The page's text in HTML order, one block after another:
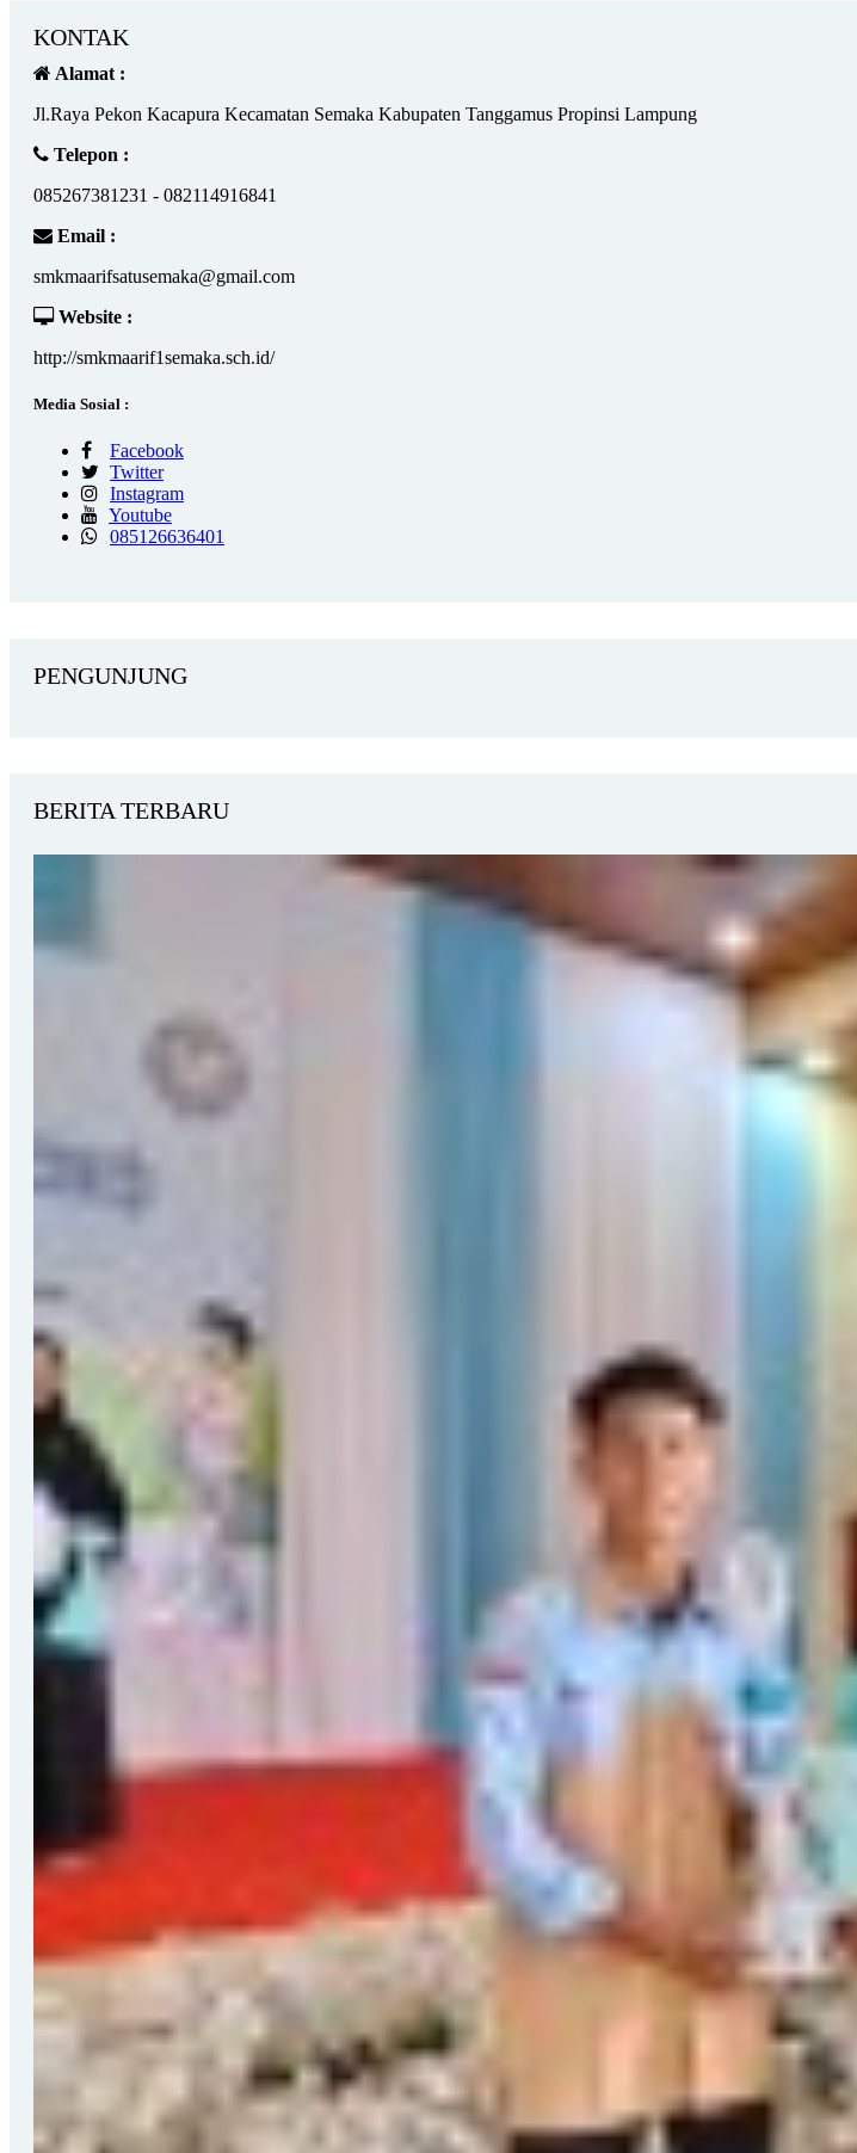
KONTAK
Alamat :
Jl.Raya Pekon Kacapura Kecamatan Semaka Kabupaten Tanggamus Propinsi Lampung
Telepon :
085267381231 - 082114916841
Email :
smkmaarifsatusemaka@gmail.com
Website :
http://smkmaarif1semaka.sch.id/
Media Sosial :
Facebook
Twitter
Instagram
Youtube
085126636401
PENGUNJUNG
BERITA TERBARU